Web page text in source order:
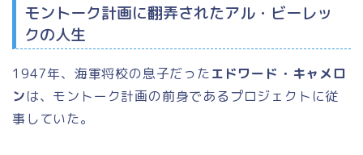
モントーク計画に翻弄されたアル・ビーレッ
クの人生
1947年、海軍将校の息子だったエドワード・キャメロ
ンは、モントーク計画の前身であるプロジェクトに従
事していた。